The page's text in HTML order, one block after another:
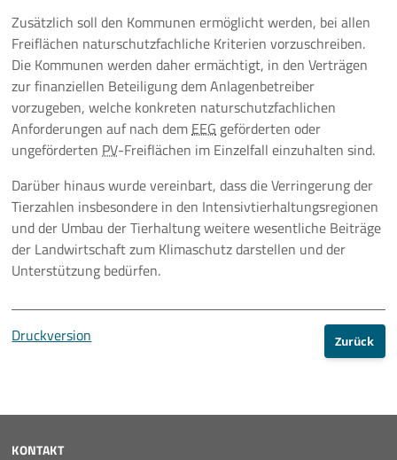
Zusätzlich soll den Kommunen ermöglicht werden, bei allen
Freiflächen naturschutzfachliche Kriterien vorzuschreiben.
Die Kommunen werden daher ermächtigt, in den Verträgen
zur finanziellen Beteiligung dem Anlagenbetreiber
vorzugeben, welche konkreten naturschutzfachlichen
Anforderungen auf nach dem EEG geförderten oder
ungeförderten PV-Freiflächen im Einzelfall einzuhalten sind.
Darüber hinaus wurde vereinbart, dass die Verringerung der
Tierzahlen insbesondere in den Intensivtierhaltungsregionen
und der Umbau der Tierhaltung weitere wesentliche Beiträge
der Landwirtschaft zum Klimaschutz darstellen und der
Unterstützung bedürfen.
Druckversion Zurück
KONTAKT